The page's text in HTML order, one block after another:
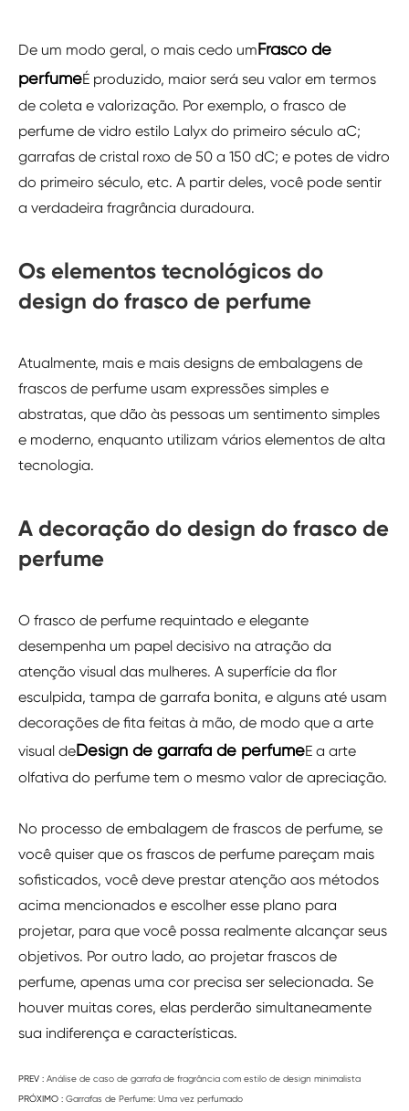
De um modo geral, o mais cedo umFrasco de
perfumeÉ produzido, maior será seu valor em termos
de coleta e valorização. Por exemplo, o frasco de
perfume de vidro estilo Lalyx do primeiro século aC;
garrafas de cristal roxo de 50 a 150 dC; e potes de vidro
do primeiro século, etc. A partir deles, você pode sentir
a verdadeira fragrância duradoura.
Os elementos tecnológicos do
design do frasco de perfume
Atualmente, mais e mais designs de embalagens de
frascos de perfume usam expressões simples e
abstratas, que dão às pessoas um sentimento simples
e moderno, enquanto utilizam vários elementos de alta
tecnologia.
A decoração do design do frasco de
perfume
O frasco de perfume requintado e elegante
desempenha um papel decisivo na atração da
atenção visual das mulheres. A superfície da flor
esculpida, tampa de garrafa bonita, e alguns até usam
decorações de fita feitas à mão, de modo que a arte
visual deDesign de garrafa de perfumeE a arte
olfativa do perfume tem o mesmo valor de apreciação.
No processo de embalagem de frascos de perfume, se
você quiser que os frascos de perfume pareçam mais
sofisticados, você deve prestar atenção aos métodos
acima mencionados e escolher esse plano para
projetar, para que você possa realmente alcançar seus
objetivos. Por outro lado, ao projetar frascos de
perfume, apenas uma cor precisa ser selecionada. Se
houver muitas cores, elas perderão simultaneamente
sua indiferença e características.
PREV : Análise de caso de garrafa de fragrância com estilo de design minimalista
PRÓXIMO : Garrafas de Perfume: Uma vez perfumado